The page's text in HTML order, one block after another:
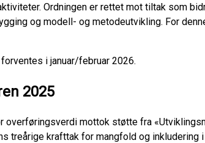
Ordningen er rettet mot tiltak som
og modell- og metodeutvikling. For
i januar/februar 2026.
2025
overføringsverdi mottok støtte fra
treårige krafttak for mangfold og inkludering